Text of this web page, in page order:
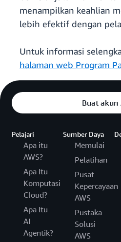
menampilkan keahlian
lebih efektif dengan
Untuk informasi
halaman web Program
Buat akun
Pelajari
Apa itu
AWS?
Apa Itu
Komputasi
Cloud?
Apa Itu
AI
Agentik?
Sumber Daya
Memulai
Pelatihan
Pusat
Kepercayaan
AWS
Pustaka
Solusi
AWS